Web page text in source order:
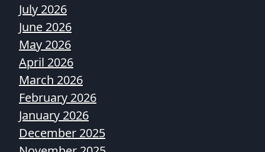
July 2026
June 2026
May 2026
April 2026
March 2026
February 2026
January 2026
December 2025